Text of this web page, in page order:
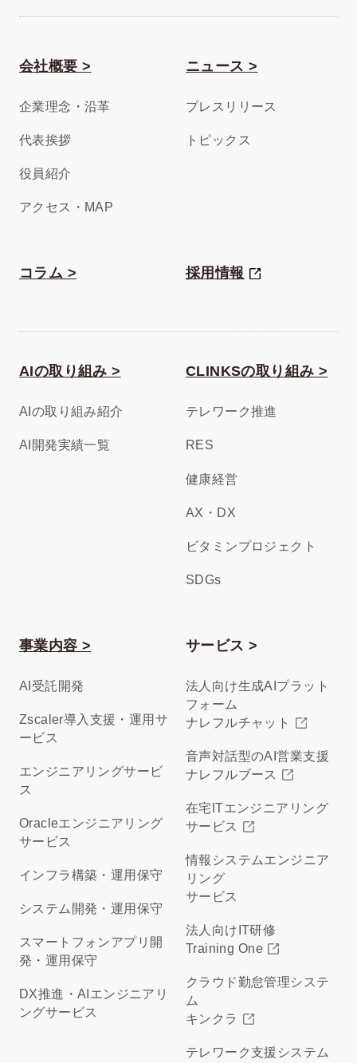
会社概要 >
企業理念・沿革
代表挨拶
役員紹介
アクセス・MAP
ニュース >
プレスリリース
トピックス
コラム > 採用情報
AIの取り組み >
AIの取り組み紹介
AI開発実績一覧
CLINKSの取り組み >
テレワーク推進
RES
健康経営
AX・DX
ビタミンプロジェクト
SDGs
事業内容 >
AI受託開発
Zscaler導入支援・運用サ
ービス
エンジニアリングサービ
ス
Oracleエンジニアリング
サービス
インフラ構築・運用保守
システム開発・運用保守
スマートフォンアプリ開
発・運用保守
DX推進・AIエンジニアリ
ングサービス
サービス >
法人向け生成AIプラット
フォーム
ナレフルチャット
音声対話型のAI営業支援
ナレフルブース
在宅ITエンジニアリング
サービス
情報システムエンジニア
リング
サービス
法人向けIT研修
Training One
クラウド勤怠管理システ
ム
キンクラ
テレワーク支援システム